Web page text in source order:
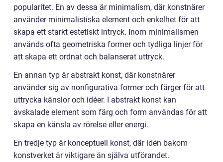
popularitet. En av dessa är minimalism, där konstnärer
använder minimalistiska element och enkelhet för att
skapa ett starkt estetiskt intryck. Inom minimalismen
används ofta geometriska former och tydliga linjer för
att skapa ett ordnat och balanserat uttryck.
En annan typ är abstrakt konst, där konstnärer
använder sig av nonfigurativa former och färger för att
uttrycka känslor och idéer. I abstrakt konst kan
avskalade element som färg och form användas för att
skapa en känsla av rörelse eller energi.
En tredje typ är konceptuell konst, där idén bakom
konstverket är viktigare än själva utförandet.